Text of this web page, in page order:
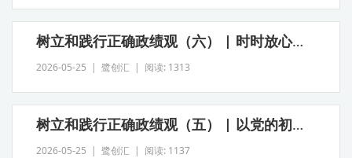
树立和践行正确政绩观（六） | 时时放心不下 积极担当作为
2026-05-25 | 鹭创汇 | 阅读: 1313
树立和践行正确政绩观（五） | 以党的初心为本心 以党的使命为生命
2026-05-25 | 鹭创汇 | 阅读: 1137